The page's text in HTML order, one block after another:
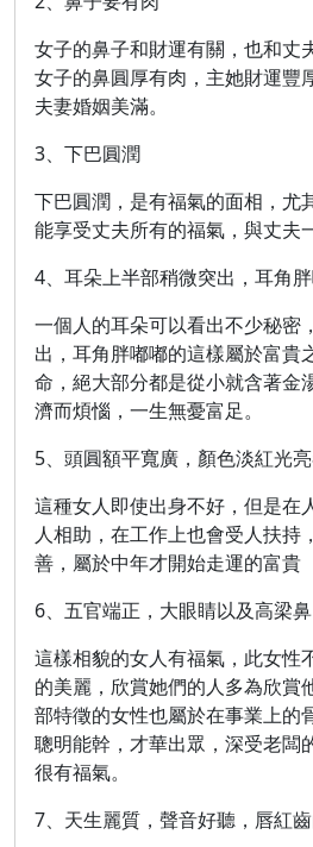
女子的鼻子和財運有關，也和丈
女子的鼻圓厚有肉，主她財運豐
夫妻婚姻美滿。
3、下巴圓潤
下巴圓潤，是有福氣的面相，尤
能享受丈夫所有的福氣，與丈夫
4、耳朵上半部稍微突出，耳角
一個人的耳朵可以看出不少秘密
出，耳角胖嘟嘟的這樣屬於富貴
命，絕大部分都是從小就含著金
濟而煩惱，一生無憂富足。
5、頭圓額平寬廣，顏色淡紅光
這種女人即使出身不好，但是在
人相助，在工作上也會受人扶持
善，屬於中年才開始走運的富貴
6、五官端正，大眼睛以及高梁
這樣相貌的女人有福氣，此女性
的美麗，欣賞她們的人多為欣賞
部特徵的女性也屬於在事業上的
聰明能幹，才華出眾，深受老闆
很有福氣。
7、天生麗質，聲音好聽，唇紅